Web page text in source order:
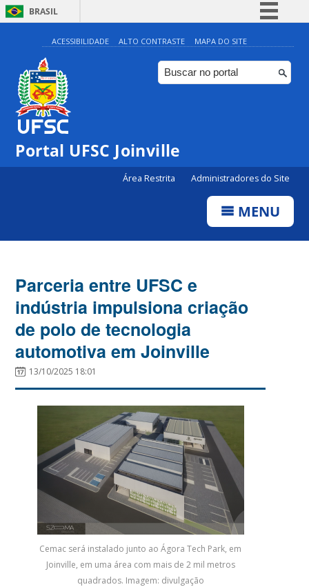
BRASIL
Simplifique!
Comunica BR
Participe
ACESSIBILIDADE ALTO CONTRASTE MAPA DO SITE
Portal UFSC Joinville
Área Restrita Administradores do Site
MENU
Parceria entre UFSC e
indústria impulsiona criação
de polo de tecnologia
automotiva em Joinville
13/10/2025 18:01
Cemac será instalado junto ao Ágora Tech Park, em
Joinville, em uma área com mais de 2 mil metros
quadrados. Imagem: divulgação